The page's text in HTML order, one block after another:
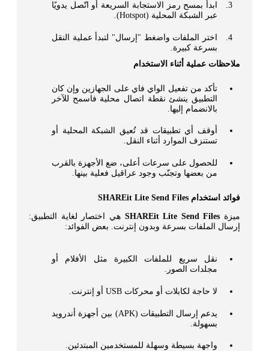
ابدأ بمسح رمز الاستجابة السريعة أو اتّصل يدويًا
عبر الشبكة المحلية (Hotspot).
اختر الملفات واضغط "إرسال" لتبدأ عملية النقل
بسرعة كبيرة.
ملاحظات عملية أثناء الاستخدام
تأكد من تفعيل الواي فاي على الجهازين وإن كان
التطبيق ينشئ نقطة اتصال محلية فاسمح للآخر
بالانضمام إليها.
أوقف أي تطبيقات قد تُعيق الشبكة المحلية أو
تستنزف الموارد أثناء النقل.
للحصول على سرعات أعلى، ضع الأجهزة بالقرب
من بعضها وتجنّب وجود عراقيل فعلية بينها.
فوائد استخدام SHAREit Lite Send Files
ميزة SHAREit Lite Send Files هي اختصار لغاية التطبيق:
إرسال الملفات بسرعة وبدون إنترنت. بعض الفوائد:
نقل سريع للملفات الكبيرة مثل الأفلام أو
مجلدات الصور.
لا حاجة لكابلات أو محركات USB أو إنترنت.
يدعم إرسال التطبيقات (APK) بين أجهزة أندرويد
بسهولة.
واجهة بسيطة وسهلة للمستخدمين المبتدئين.